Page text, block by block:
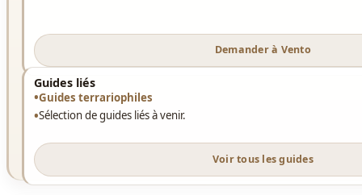
Demander à Vento
Guides liés
Guides terrariophiles
Sélection de guides liés à venir.
Voir tous les guides